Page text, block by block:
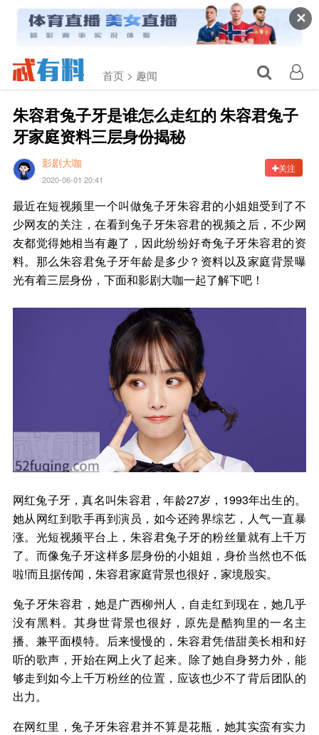
✕
首页 > 趣闻
朱容君兔子牙是谁怎么走红的 朱容君兔子
牙家庭资料三层身份揭秘
影剧大咖
2020-06-01 20:41
关注
最近在短视频里一个叫做兔子牙朱容君的小姐姐受到了不
少网友的关注，在看到兔子牙朱容君的视频之后，不少网
友都觉得她相当有趣了，因此纷纷好奇兔子牙朱容君的资
料。那么朱容君兔子牙年龄是多少？资料以及家庭背景曝
光有着三层身份，下面和影剧大咖一起了解下吧！
网红兔子牙，真名叫朱容君，年龄27岁，1993年出生的。
她从网红到歌手再到演员，如今还跨界综艺，人气一直暴
涨。光短视频平台上，朱容君兔子牙的粉丝量就有上千万
了。而像兔子牙这样多层身份的小姐姐，身价当然也不低
啦!而且据传闻，朱容君家庭背景也很好，家境殷实。
兔子牙朱容君，她是广西柳州人，自走红到现在，她几乎
没有黑料。其身世背景也很好，原先是酷狗里的一名主
播、兼平面模特。后来慢慢的，朱容君凭借甜美长相和好
听的歌声，开始在网上火了起来。除了她自身努力外，能
够走到如今上千万粉丝的位置，应该也少不了背后团队的
出力。
在网红里，兔子牙朱容君并不算是花瓶，她其实蛮有实力